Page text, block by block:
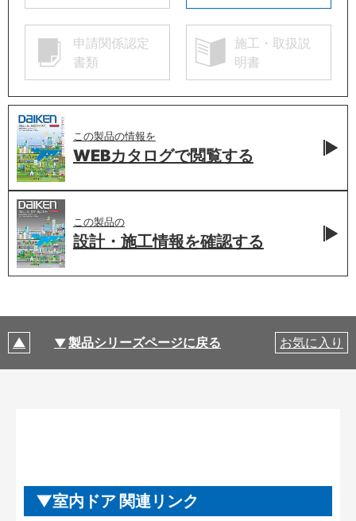
申請関係認定
書類
施工・取扱説
明書
この製品の情報を
WEBカタログで閲覧する
この製品の
設計・施工情報を確認する
製品シリーズページに戻る お気に入り
室内ドア 関連リンク